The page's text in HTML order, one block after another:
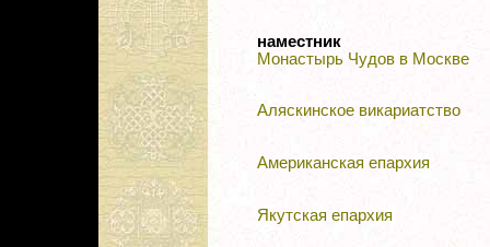
наместник
Монастырь Чудов в Москве
Аляскинское викариатство
Американская епархия
Якутская епархия